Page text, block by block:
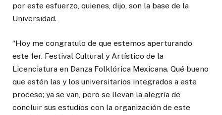
por este esfuerzo, quienes, dijo, son la base de la
Universidad.
“Hoy me congratulo de que estemos aperturando
este 1er. Festival Cultural y Artístico de la
Licenciatura en Danza Folklórica Mexicana. Qué bueno
que estén las y los universitarios integrados a este
proceso; ya se van, pero se llevan la alegría de
concluir sus estudios con la organización de este